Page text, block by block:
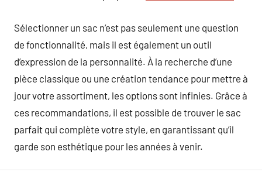
Sélectionner un sac n’est pas seulement une question
de fonctionnalité, mais il est également un outil
d’expression de la personnalité. À la recherche d’une
pièce classique ou une création tendance pour mettre à
jour votre assortiment, les options sont infinies. Grâce à
ces recommandations, il est possible de trouver le sac
parfait qui complète votre style, en garantissant qu’il
garde son esthétique pour les années à venir.